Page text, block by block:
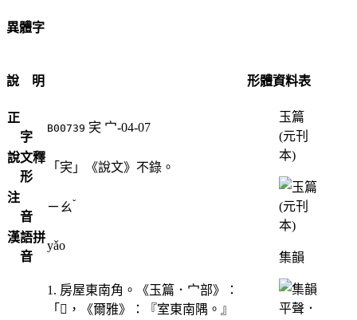
異體字
說 明
正
字
B00739 宎 宀-04-07
說文釋
形
「宎」《說文》不錄。
注
音
ㄧㄠˇ
漢語拼
音
yǎo
1. 房屋東南角。《玉篇．宀部》：
「𡧮，《爾雅》：『室東南隅。』
形體資料表
玉篇
(元刊
本)
集韻